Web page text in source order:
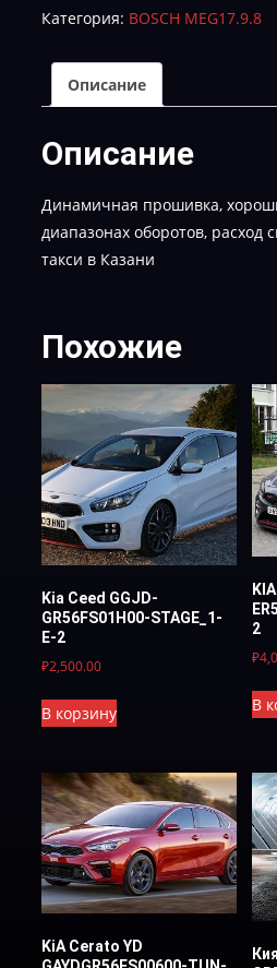
FU56FS00600-
2
RIO
Категория: BOSCH MEG17.9.8
Описание
Описание
Динамичная прошивка,
диапазонах оборотов, расход
такси в Казани
Похожие
Kia Ceed GGJD-
GR56FS01H00-STAGE_1-
E-2
₽2,500.00
В корзину
2
₽
В
KiA Cerato YD